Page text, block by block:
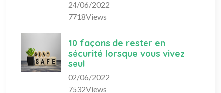
24/06/2022
7718Views
10 façons de rester en
sécurité lorsque vous vivez
seul
02/06/2022
7532Views